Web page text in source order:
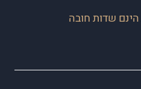
שדות חובה